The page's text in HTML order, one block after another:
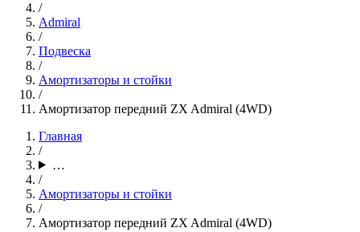
/
Admiral
/
Подвеска
/
Амортизаторы и стойки
/
Амортизатор передний ZX Admiral (4WD)
Главная
/
…
/
Амортизаторы и стойки
/
Амортизатор передний ZX Admiral (4WD)